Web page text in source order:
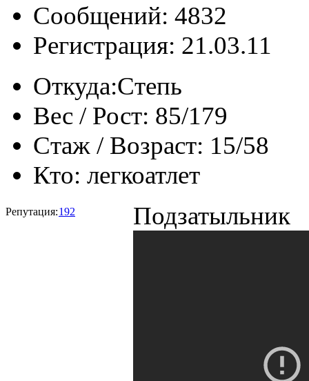
Сообщений: 4832
Регистрация: 21.03.11
Откуда:Степь
Вес / Рост: 85/179
Стаж / Возраст: 15/58
Кто: легкоатлет
Репутация:192 Подзатыльник